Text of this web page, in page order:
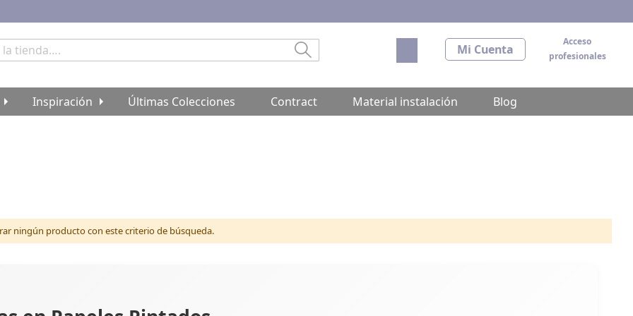
Acceso
profesionales
Mi Cuenta
Mi carrito
Inspiración Últimas Colecciones Contract Material instalación Blog
ningún producto con este criterio de búsqueda.